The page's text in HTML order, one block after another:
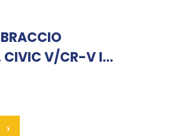
CIVIC V/CR-V I...
›